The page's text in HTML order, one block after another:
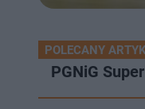
POLECANY
PGNiG